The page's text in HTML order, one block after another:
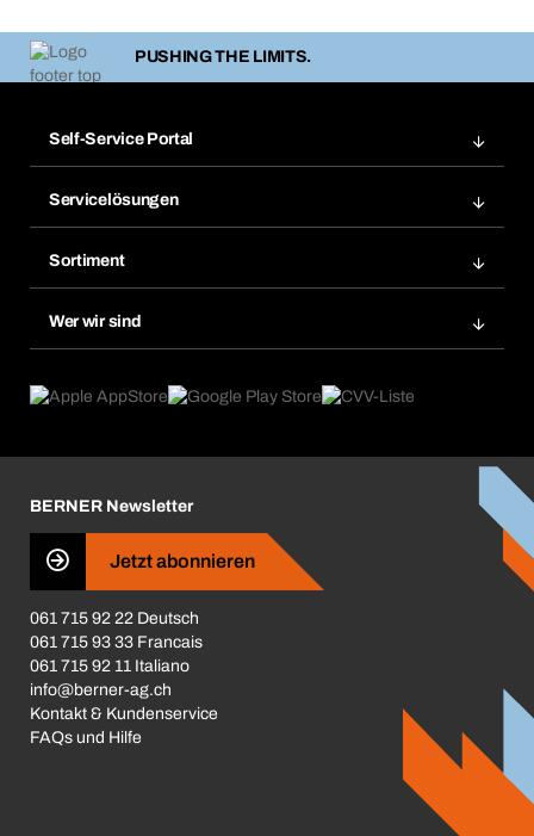
PUSHING THE LIMITS.
Self-Service Portal
Merklisten
Nachbestellung
Dauerauftrag
Servicelösungen
Gefahrenstoffdatenbank
eProcurement
Produktfinder
Sortiment
Wer wir sind
Was uns antreibt
Business Conduct
BERNER Newsletter
Jetzt abonnieren
061 715 92 22 Deutsch
061 715 93 33 Francais
061 715 92 11 Italiano
info@berner-ag.ch
Kontakt & Kundenservice
FAQs und Hilfe